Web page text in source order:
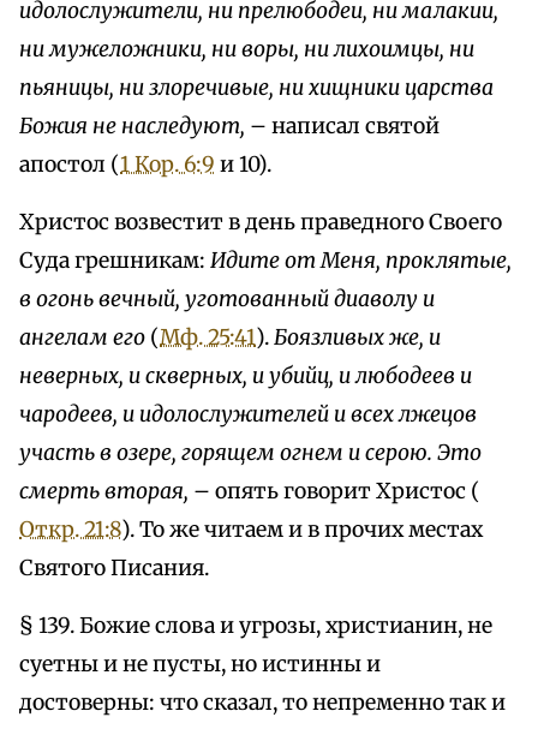
идолослужители, ни прелюбодеи, ни малакии,
ни мужеложники, ни воры, ни лихоимцы, ни
пьяницы, ни злоречивые, ни хищники царства
Божия не наследуют, – написал святой
апостол (1 Кор. 6:9 и 10).
Христос возвестит в день праведного Своего
Суда грешникам: Идите от Меня, проклятые,
в огонь вечный, уготованный диаволу и
ангелам его (Мф. 25:41).Боязливых же, и
неверных, и скверных, и убийц, и любодеев и
чародеев, и идолослужителей и всех лжецов
участь в озере, горящем огнем и серою. Это
смерть вторая, – опять говорит Христос (
Откр. 21:8). То же читаем и в прочих местах
Святого Писания.
§ 139. Божие слова и угрозы, христианин, не
суетны и не пусты, но истинны и
достоверны: что сказал, то непременно так и